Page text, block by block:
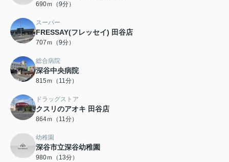
690ｍ（9分）
スーパー
FRESSAY(フレッセイ) 田谷店
707ｍ（9分）
総合病院
深谷中央病院
815ｍ（11分）
ドラッグストア
クスリのアオキ 田谷店
864ｍ（11分）
幼稚園
深谷市立深谷幼稚園
980ｍ（13分）